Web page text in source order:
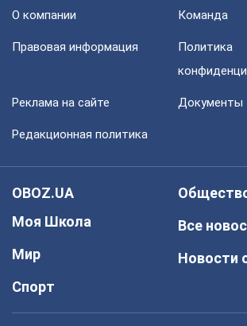
О компании Команда
Правовая информация
Политика
Реклама на сайте Документы
Редакционная политика
OBOZ.UA
Моя Школа
Мир
Спорт
Все
Новости